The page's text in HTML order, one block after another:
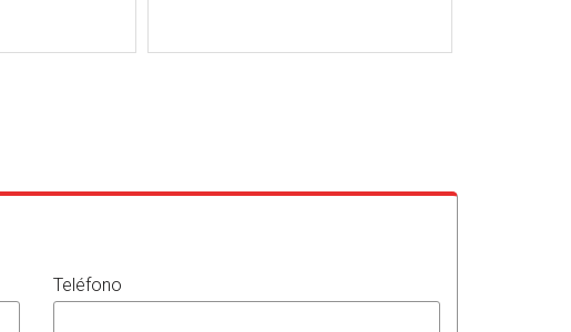
Teléfono